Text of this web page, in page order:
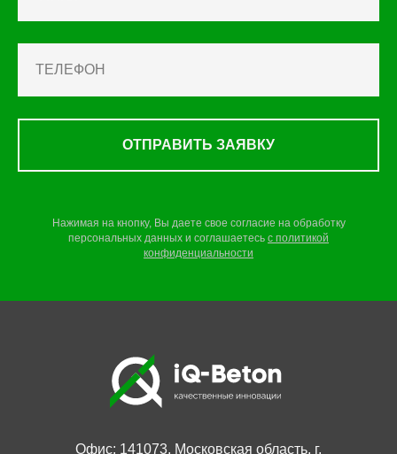
ОТПРАВИТЬ ЗАЯВКУ
Нажимая на кнопку, Вы даете свое согласие на обработку
персональных данных и соглашаетесь c политикой
конфиденциальности
Офис: 141073, Московская область, г.